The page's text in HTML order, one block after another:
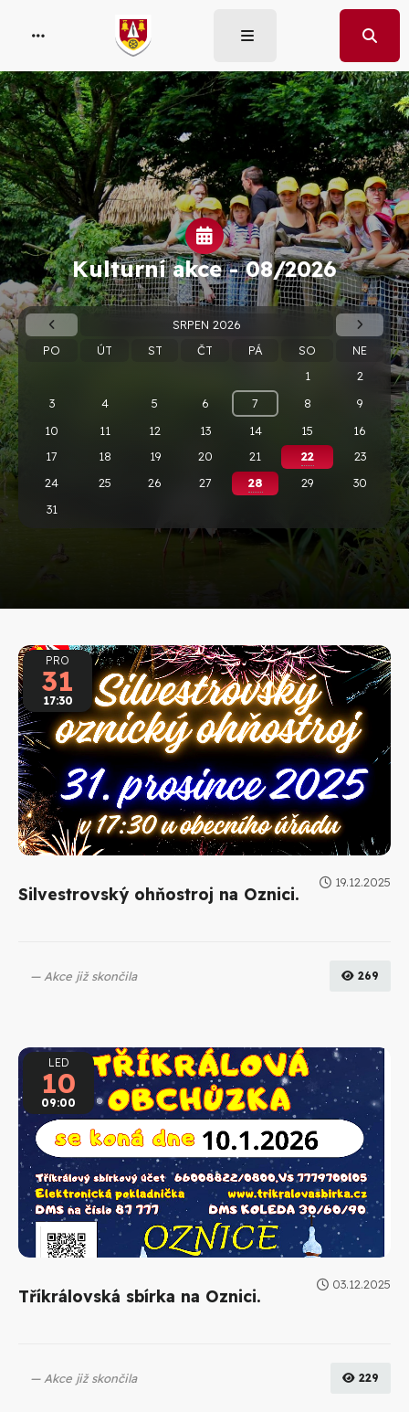
Kulturní akce -08/2026
SRPEN 2026
PO
ÚT ST ČT PÁ SO
NE
1
2
3
4 5 6 7 8
9
10
11 12 13 14 15
16
17
18 19 20 21 22
23
24
25 26 27 28 29
30
31
PRO
31
17:30
19.12.2025
Silvestrovský ohňostroj na Oznici.
Akce již skončila 269
LED
10
09:00
03.12.2025
Tříkrálovská sbírka na Oznici.
Akce již skončila 229